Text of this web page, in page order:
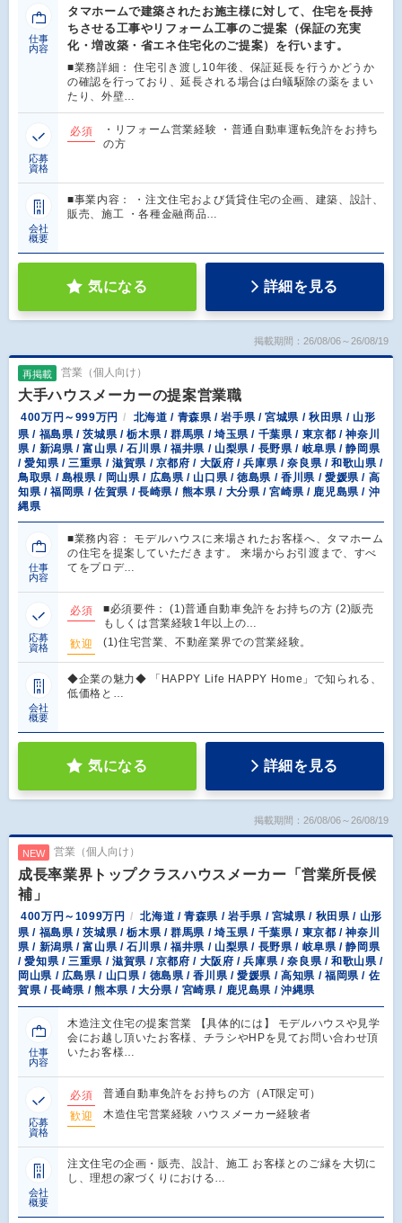
仕事
内容
タマホームで建築されたお施主様に対して、住宅を長持
ちさせる工事やリフォーム工事のご提案（保証の充実
化・増改築・省エネ住宅化のご提案）を行います。
■業務詳細： 住宅引き渡し10年後、保証延長を行うかどうか
の確認を行っており、延長される場合は白蟻駆除の薬をまい
たり、外壁…
応募
資格
必須
・リフォーム営業経験 ・普通自動車運転免許をお持ち
の方
会社
概要
■事業内容： ・注文住宅および賃貸住宅の企画、建築、設計、
販売、施工 ・各種金融商品…
気になる 詳細を見る
掲載期間：26/08/06～26/08/19
再掲載 営業（個人向け）
大手ハウスメーカーの提案営業職
400万円～999万円
北海道 / 青森県 / 岩手県 / 宮城県 / 秋田県 / 山形
県 / 福島県 / 茨城県 / 栃木県 / 群馬県 / 埼玉県 / 千葉県 / 東京都 / 神奈川
県 / 新潟県 / 富山県 / 石川県 / 福井県 / 山梨県 / 長野県 / 岐阜県 / 静岡県
/ 愛知県 / 三重県 / 滋賀県 / 京都府 / 大阪府 / 兵庫県 / 奈良県 / 和歌山県 /
鳥取県 / 島根県 / 岡山県 / 広島県 / 山口県 / 徳島県 / 香川県 / 愛媛県 / 高
知県 / 福岡県 / 佐賀県 / 長崎県 / 熊本県 / 大分県 / 宮崎県 / 鹿児島県 / 沖
縄県
仕事
内容
■業務内容： モデルハウスに来場されたお客様へ、タマホーム
の住宅を提案していただきます。 来場からお引渡まで、すべ
てをプロデ…
応募
資格
必須
■必須要件： (1)普通自動車免許をお持ちの方 (2)販売
もしくは営業経験1年以上の…
歓迎
(1)住宅営業、不動産業界での営業経験。
会社
概要
◆企業の魅力◆ 「HAPPY Life HAPPY Home」で知られる、
低価格と…
気になる 詳細を見る
掲載期間：26/08/06～26/08/19
NEW 営業（個人向け）
成長率業界トップクラスハウスメーカー「営業所長候
補」
400万円～1099万円
北海道 / 青森県 / 岩手県 / 宮城県 / 秋田県 / 山形
県 / 福島県 / 茨城県 / 栃木県 / 群馬県 / 埼玉県 / 千葉県 / 東京都 / 神奈川
県 / 新潟県 / 富山県 / 石川県 / 福井県 / 山梨県 / 長野県 / 岐阜県 / 静岡県
/ 愛知県 / 三重県 / 滋賀県 / 京都府 / 大阪府 / 兵庫県 / 奈良県 / 和歌山県 /
岡山県 / 広島県 / 山口県 / 徳島県 / 香川県 / 愛媛県 / 高知県 / 福岡県 / 佐
賀県 / 長崎県 / 熊本県 / 大分県 / 宮崎県 / 鹿児島県 / 沖縄県
仕事
内容
木造注文住宅の提案営業 【具体的には】 モデルハウスや見学
会にお越し頂いたお客様、チラシやHPを見てお問い合わせ頂
いたお客様…
応募
資格
必須
普通自動車免許をお持ちの方（AT限定可）
歓迎
木造住宅営業経験 ハウスメーカー経験者
会社
概要
注文住宅の企画・販売、設計、施工 お客様とのご縁を大切に
し、理想の家づくりにおける…